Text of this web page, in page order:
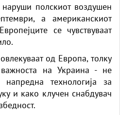
полскиот воздушен
а американскиот
се чувствуваат
од Европа, толку
важноста на Украина - не
технологија за
и како клучен снабдувач